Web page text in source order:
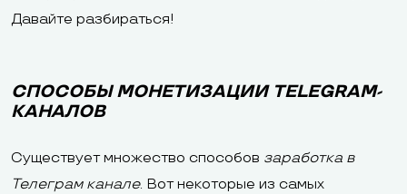
Давайте разбираться!
СПОСОБЫ МОНЕТИЗАЦИИ TELEGRAM-
КАНАЛОВ
Существует множество способов заработка в
Телеграм канале. Вот некоторые из самых